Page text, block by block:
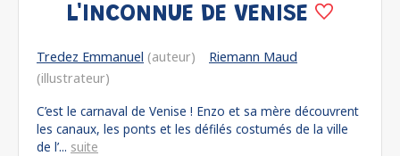
L'INCONNUE DE VENISE
Tredez Emmanuel (auteur)
Riemann Maud
(illustrateur)
C’est le carnaval de Venise ! Enzo et sa mère découvrent
les canaux, les ponts et les défilés costumés de la ville
de l’... suite